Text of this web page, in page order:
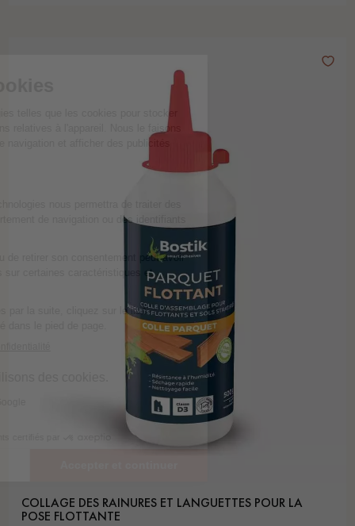
COLLAGE DES RAINURES ET LANGUETTES POUR LA
POSE FLOTTANTE